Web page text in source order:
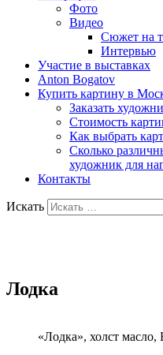
Фото
Видео
Сюжет на
Интервью
Участие в выставках
Anton Bogatov
Купить картину в
Заказать
Стоимость
Как выбрать
Сколько
художник для
Контакты
Искать
Лодка
«Лодка», холст масло,